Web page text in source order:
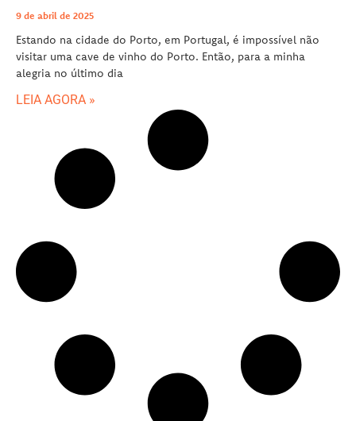
9 de abril de 2025
Estando na cidade do Porto, em Portugal, é impossível não
visitar uma cave de vinho do Porto. Então, para a minha
alegria no último dia
LEIA AGORA »